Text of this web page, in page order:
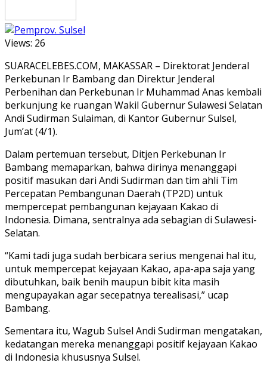
Views: 26
SUARACELEBES.COM, MAKASSAR – Direktorat Jenderal
Perkebunan Ir Bambang dan Direktur Jenderal
Perbenihan dan Perkebunan Ir Muhammad Anas kembali
berkunjung ke ruangan Wakil Gubernur Sulawesi Selatan
Andi Sudirman Sulaiman, di Kantor Gubernur Sulsel,
Jum’at (4/1).
Dalam pertemuan tersebut, Ditjen Perkebunan Ir
Bambang memaparkan, bahwa dirinya menanggapi
positif masukan dari Andi Sudirman dan tim ahli Tim
Percepatan Pembangunan Daerah (TP2D) untuk
mempercepat pembangunan kejayaan Kakao di
Indonesia. Dimana, sentralnya ada sebagian di Sulawesi-
Selatan.
“Kami tadi juga sudah berbicara serius mengenai hal itu,
untuk mempercepat kejayaan Kakao, apa-apa saja yang
dibutuhkan, baik benih maupun bibit kita masih
mengupayakan agar secepatnya terealisasi,” ucap
Bambang.
Sementara itu, Wagub Sulsel Andi Sudirman mengatakan,
kedatangan mereka menanggapi positif kejayaan Kakao
di Indonesia khususnya Sulsel.